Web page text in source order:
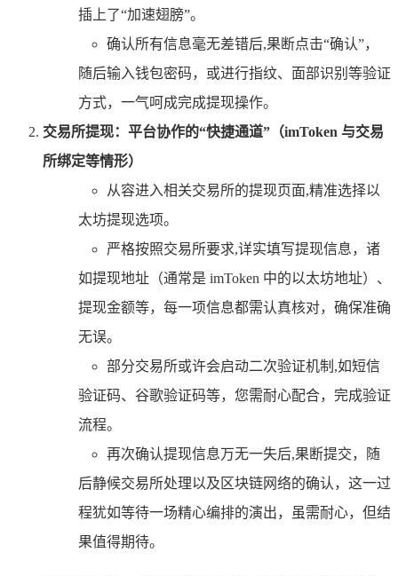
插上了“加速翅膀”。
确认所有信息毫无差错后,果断点击“确认”，
随后输入钱包密码，或进行指纹、面部识别等验证
方式，一气呵成完成提现操作。
交易所提现：平台协作的“快捷通道”（imToken 与交易
所绑定等情形）
从容进入相关交易所的提现页面,精准选择以
太坊提现选项。
严格按照交易所要求,详实填写提现信息，诸
如提现地址（通常是 imToken 中的以太坊地址）、
提现金额等，每一项信息都需认真核对，确保准确
无误。
部分交易所或许会启动二次验证机制,如短信
验证码、谷歌验证码等，您需耐心配合，完成验证
流程。
再次确认提现信息万无一失后,果断提交，随
后静候交易所处理以及区块链网络的确认，这一过
程犹如等待一场精心编排的演出，虽需耐心，但结
果值得期待。